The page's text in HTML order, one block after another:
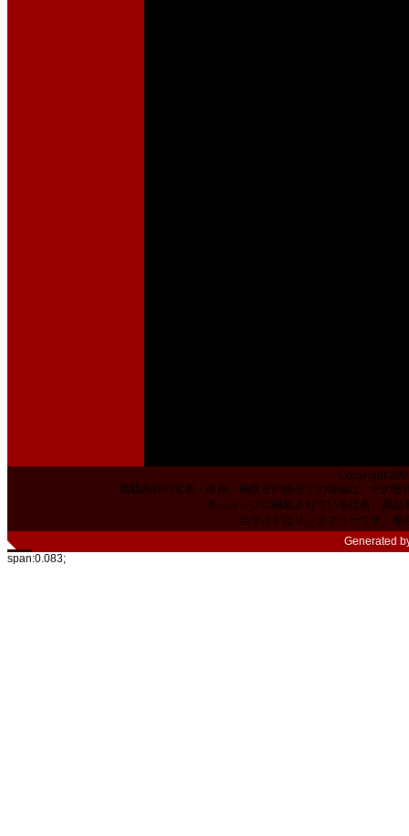
Copyright
掲載内容の文章・価格・画像その他全ての情報は、その
本ショップに掲載されている社名、商
当サイトはリンクフリーです。相
Generated
span:0.083;